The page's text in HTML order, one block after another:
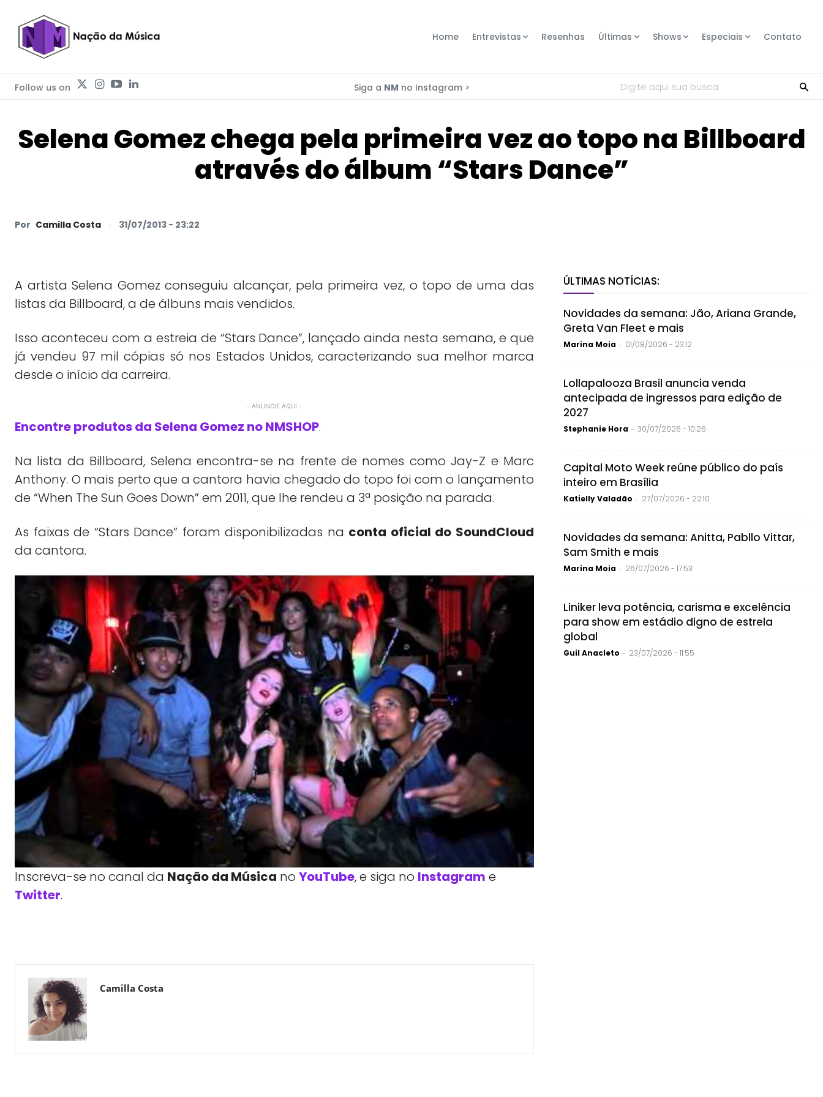
Home Entrevistas Resenhas Últimas Shows Especiais Contato
Follow us on Siga a NM no Instagram > Digite aqui sua busca
Selena Gomez chega pela primeira vez ao topo na Billboard
através do álbum “Stars Dance”
Por Camilla Costa 31/07/2013 - 23:22
A artista Selena Gomez conseguiu alcançar, pela primeira vez, o topo de uma das
listas da Billboard, a de álbuns mais vendidos.
Isso aconteceu com a estreia de “Stars Dance”, lançado ainda nesta semana, e que
já vendeu 97 mil cópias só nos Estados Unidos, caracterizando sua melhor marca
desde o início da carreira.
- ANUNCIE AQUI -
Encontre produtos da Selena Gomez no NMSHOP.
Na lista da Billboard, Selena encontra-se na frente de nomes como Jay-Z e Marc
Anthony. O mais perto que a cantora havia chegado do topo foi com o lançamento
de “When The Sun Goes Down” em 2011, que lhe rendeu a 3ª posição na parada.
As faixas de “Stars Dance” foram disponibilizadas na conta oficial do SoundCloud
da cantora.
Inscreva-se no canal da Nação da Música no YouTube, e siga no Instagram e
Twitter.
Camilla Costa
ÚLTIMAS NOTÍCIAS:
Novidades da semana: Jão, Ariana Grande,
Greta Van Fleet e mais
Marina Moia - 01/08/2026 - 23:12
Lollapalooza Brasil anuncia venda
antecipada de ingressos para edição de
2027
Stephanie Hora - 30/07/2026 - 10:26
Capital Moto Week reúne público do país
inteiro em Brasília
Katielly Valadão - 27/07/2026 - 22:10
Novidades da semana: Anitta, Pabllo Vittar,
Sam Smith e mais
Marina Moia - 26/07/2026 - 17:53
Liniker leva potência, carisma e excelência
para show em estádio digno de estrela
global
Guil Anacleto - 23/07/2026 - 11:55